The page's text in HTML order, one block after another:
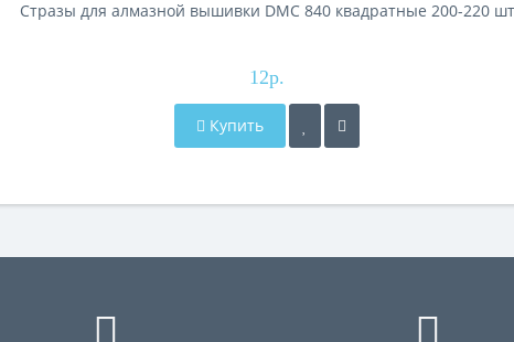
Стразы для алмазной вышивки DMC 840 квадратные 200-220 шт
12р.
Купить